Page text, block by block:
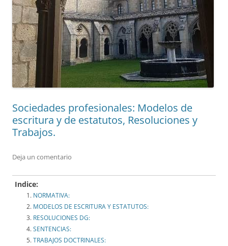
Sociedades profesionales: Modelos de
escritura y de estatutos, Resoluciones y
Trabajos.
Deja un comentario
Indice:
NORMATIVA:
MODELOS DE ESCRITURA Y ESTATUTOS:
RESOLUCIONES DG:
SENTENCIAS:
TRABAJOS DOCTRINALES: